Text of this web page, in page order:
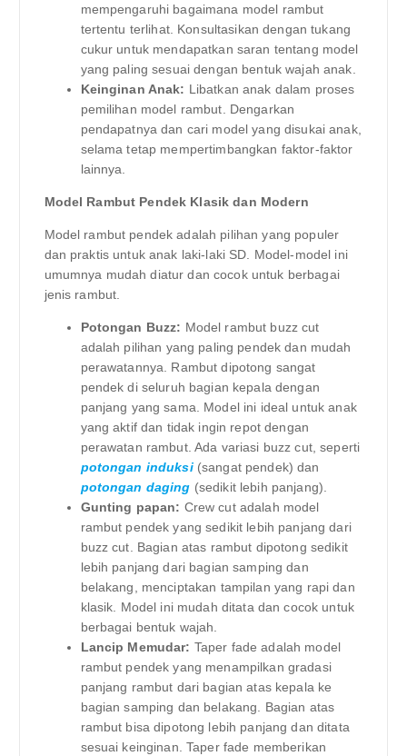
mempengaruhi bagaimana model rambut
tertentu terlihat. Konsultasikan dengan tukang
cukur untuk mendapatkan saran tentang model
yang paling sesuai dengan bentuk wajah anak.
Keinginan Anak: Libatkan anak dalam proses
pemilihan model rambut. Dengarkan
pendapatnya dan cari model yang disukai anak,
selama tetap mempertimbangkan faktor-faktor
lainnya.
Model Rambut Pendek Klasik dan Modern
Model rambut pendek adalah pilihan yang populer
dan praktis untuk anak laki-laki SD. Model-model ini
umumnya mudah diatur dan cocok untuk berbagai
jenis rambut.
Potongan Buzz: Model rambut buzz cut
adalah pilihan yang paling pendek dan mudah
perawatannya. Rambut dipotong sangat
pendek di seluruh bagian kepala dengan
panjang yang sama. Model ini ideal untuk anak
yang aktif dan tidak ingin repot dengan
perawatan rambut. Ada variasi buzz cut, seperti
potongan induksi(sangat pendek) dan
potongan daging (sedikit lebih panjang).
Gunting papan: Crew cut adalah model
rambut pendek yang sedikit lebih panjang dari
buzz cut. Bagian atas rambut dipotong sedikit
lebih panjang dari bagian samping dan
belakang, menciptakan tampilan yang rapi dan
klasik. Model ini mudah ditata dan cocok untuk
berbagai bentuk wajah.
Lancip Memudar: Taper fade adalah model
rambut pendek yang menampilkan gradasi
panjang rambut dari bagian atas kepala ke
bagian samping dan belakang. Bagian atas
rambut bisa dipotong lebih panjang dan ditata
sesuai keinginan. Taper fade memberikan